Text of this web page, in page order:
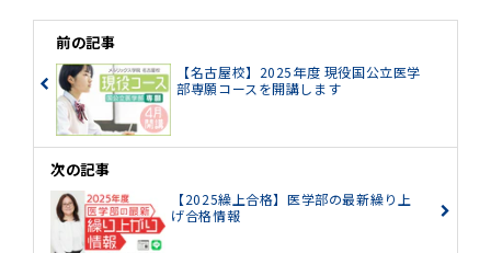
前の記事
【名古屋校】2025年度 現役国公立医学
部専願コースを開講します
次の記事
【2025繰上合格】医学部の最新繰り上
げ合格情報